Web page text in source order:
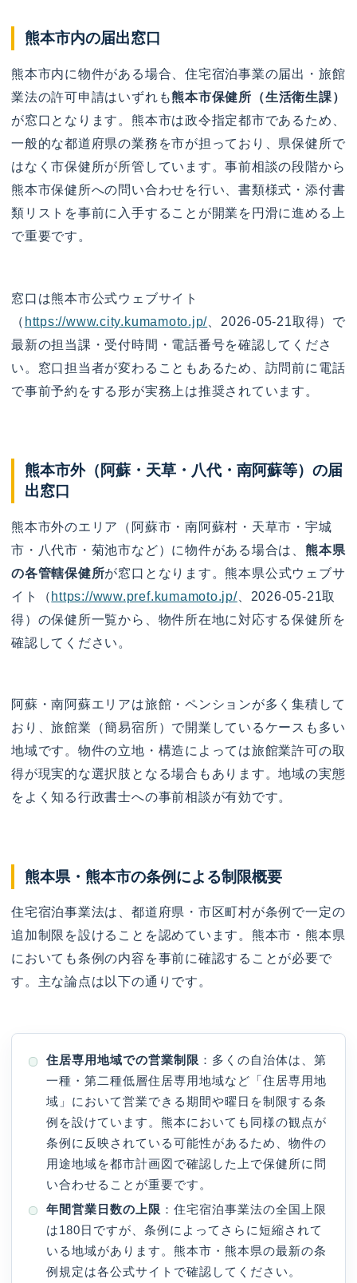
熊本市内の届出窓口
熊本市内に物件がある場合、住宅宿泊事業の届出・旅館
業法の許可申請はいずれも熊本市保健所（生活衛生課）
が窓口となります。熊本市は政令指定都市であるため、
一般的な都道府県の業務を市が担っており、県保健所で
はなく市保健所が所管しています。事前相談の段階から
熊本市保健所への問い合わせを行い、書類様式・添付書
類リストを事前に入手することが開業を円滑に進める上
で重要です。
窓口は熊本市公式ウェブサイト
（ https://www.city.kumamoto.jp/ 、2026-05-21取得）で
最新の担当課・受付時間・電話番号を確認してくださ
い。窓口担当者が変わることもあるため、訪問前に電話
で事前予約をする形が実務上は推奨されています。
熊本市外（阿蘇・天草・八代・南阿蘇等）の届
出窓口
熊本市外のエリア（阿蘇市・南阿蘇村・天草市・宇城
市・八代市・菊池市など）に物件がある場合は、熊本県
の各管轄保健所が窓口となります。熊本県公式ウェブサ
イト（ https://www.pref.kumamoto.jp/、2026-05-21取
得）の保健所一覧から、物件所在地に対応する保健所を
確認してください。
阿蘇・南阿蘇エリアは旅館・ペンションが多く集積して
おり、旅館業（簡易宿所）で開業しているケースも多い
地域です。物件の立地・構造によっては旅館業許可の取
得が現実的な選択肢となる場合もあります。地域の実態
をよく知る行政書士への事前相談が有効です。
熊本県・熊本市の条例による制限概要
住宅宿泊事業法は、都道府県・市区町村が条例で一定の
追加制限を設けることを認めています。熊本市・熊本県
においても条例の内容を事前に確認することが必要で
す。主な論点は以下の通りです。
住居専用地域での営業制限 ：多くの自治体は、第
一種・第二種低層住居専用地域など「住居専用地
域」において営業できる期間や曜日を制限する条
例を設けています。熊本においても同様の観点が
条例に反映されている可能性があるため、物件の
用途地域を都市計画図で確認した上で保健所に問
い合わせることが重要です。
年間営業日数の上限 ：住宅宿泊事業法の全国上限
は180日ですが、条例によってさらに短縮されて
いる地域があります。熊本市・熊本県の最新の条
例規定は各公式サイトで確認してください。